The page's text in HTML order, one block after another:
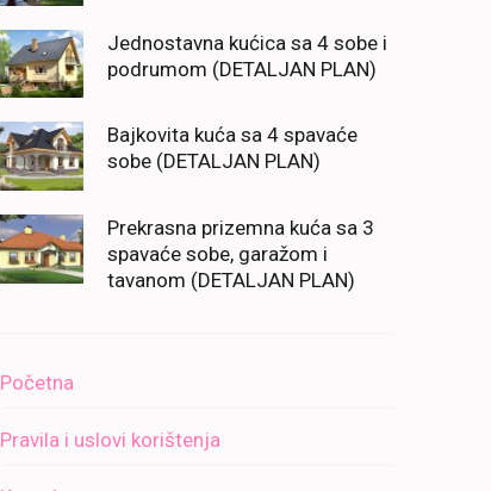
Jednostavna kućica sa 4 sobe i
podrumom (DETALJAN PLAN)
Bajkovita kuća sa 4 spavaće
sobe (DETALJAN PLAN)
Prekrasna prizemna kuća sa 3
spavaće sobe, garažom i
tavanom (DETALJAN PLAN)
Početna
Pravila i uslovi korištenja